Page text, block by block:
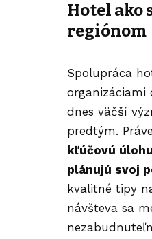
Hotel ako
regiónom
Spolupráca
organizáciami
dnes väčší
predtým. Práve
kľúčovú
plánujú svoj
kvalitné tipy
návšteva sa